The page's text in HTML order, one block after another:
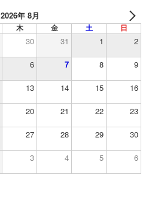
2026年 8月
木 金 土 日
30 31 1 2
6 7 8 9
13 14 15 16
20 21 22 23
27 28 29 30
3 4 5 6